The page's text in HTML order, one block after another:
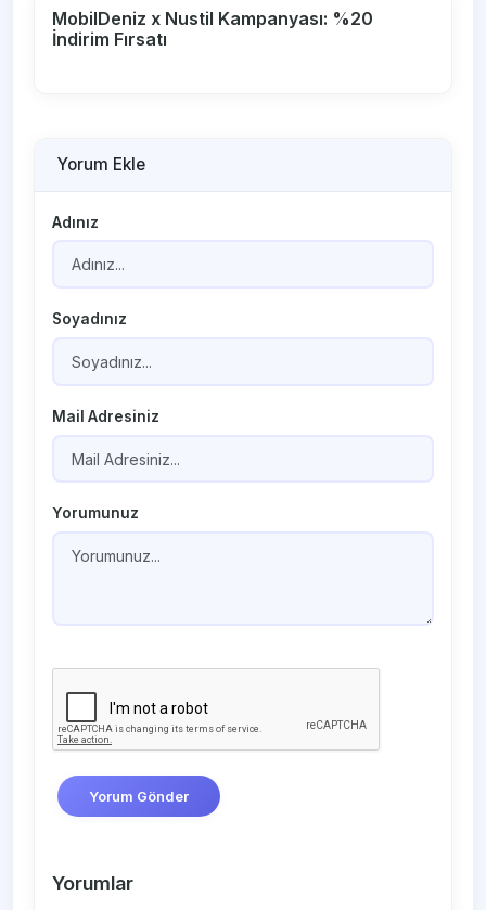
MobilDeniz x Nustil Kampanyası: %20
İndirim Fırsatı
Yorum Ekle
Adınız
Soyadınız
Mail Adresiniz
Yorumunuz
Yorum Gönder
Yorumlar